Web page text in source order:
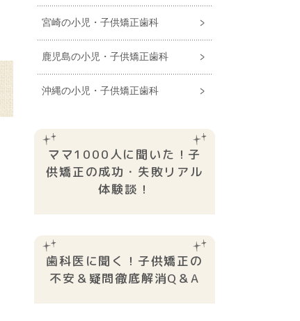
宮崎の小児・子供矯正歯科
鹿児島の小児・子供矯正歯科
沖縄の小児・子供矯正歯科
ママ1000人に聞いた！子
供矯正の成功・失敗リアル
体験談！
歯科医に聞く！子供矯正の
不安＆疑問徹底解消Q＆A